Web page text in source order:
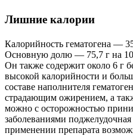
Лишние калории
Калорийность гематогена —
Основную долю — 75,7 г на
Он также содержит около 6 г
высокой калорийности и
составе наполнителя
страдающим ожирением, а
можно с осторожностью
заболеваниями
применении препарата